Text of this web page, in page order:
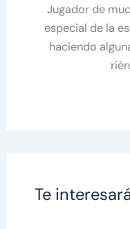
Jugador de
especial de la
haciendo
Te